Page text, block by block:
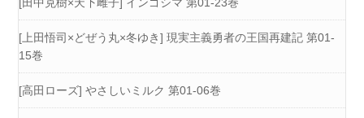
[上田悟司×どぜう丸×冬ゆき] 現実主義勇者の王国再建記 第01-
15巻
[高田ローズ] やさしいミルク 第01-06巻